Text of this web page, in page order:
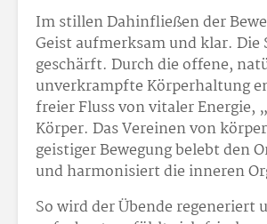
Im stillen Dahinfließen der
Geist aufmerksam und klar. Die
geschärft. Durch die offene,
unverkrampfte Körperhaltung
freier Fluss von vitaler Energie,
Körper. Das Vereinen von
geistiger Bewegung belebt den
und harmonisiert die inneren
So wird der Übende regeneriert